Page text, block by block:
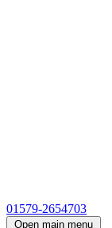
01579-2654703
Open main menu